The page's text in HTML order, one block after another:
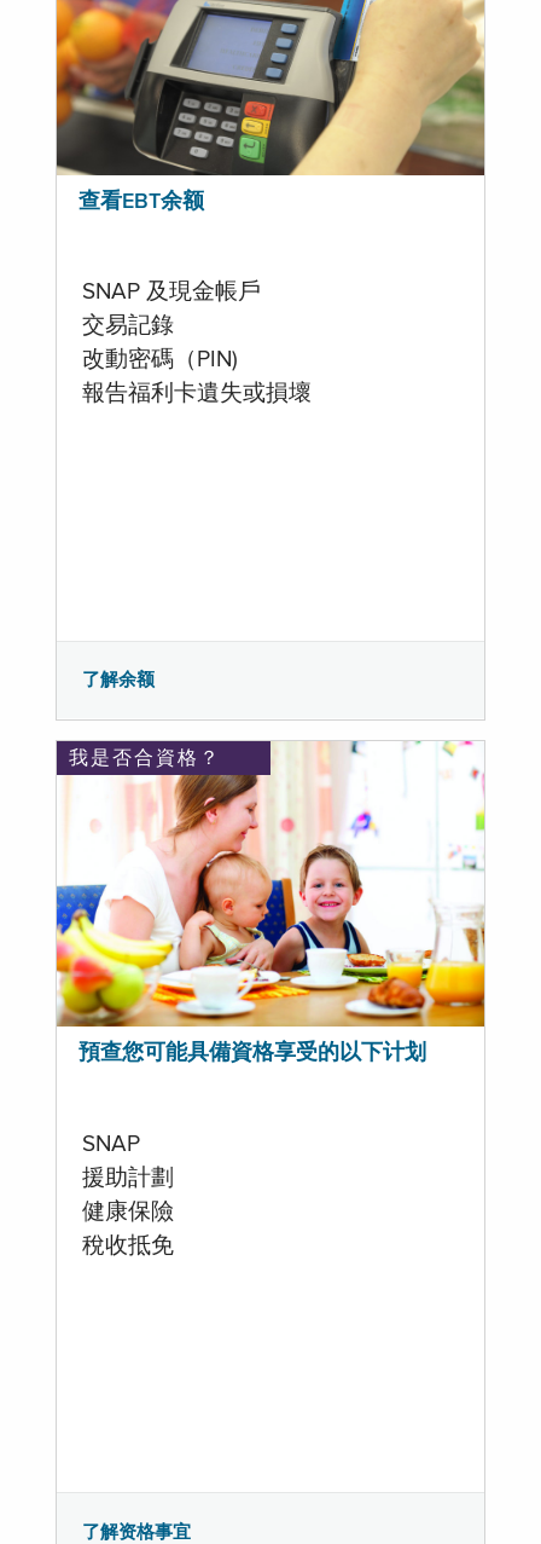
查看EBT余额
SNAP 及現金帳戶
交易記錄
改動密碼（PIN)
報告福利卡遺失或損壞
了解余额
我是否合資格？
預查您可能具備資格享受的以下计划
SNAP
援助計劃
健康保險
稅收抵免
了解资格事宜